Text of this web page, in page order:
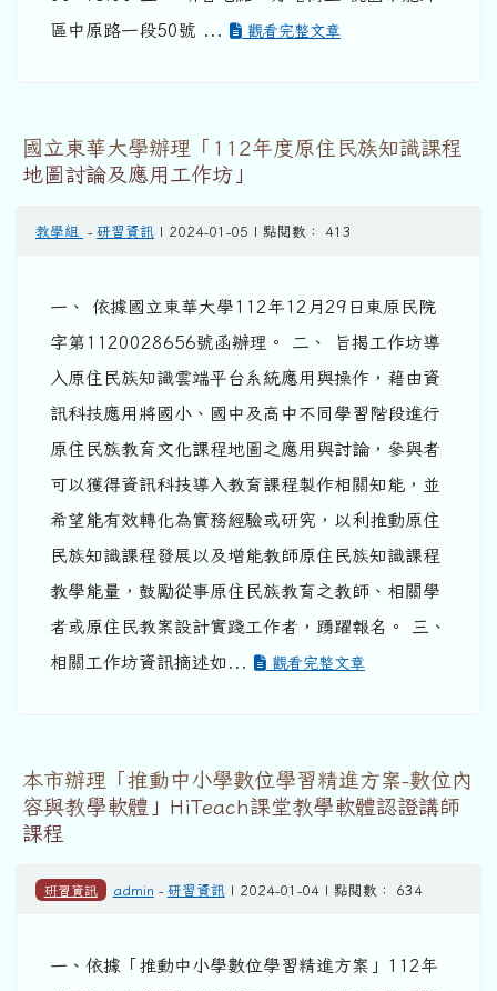
區中原路一段50號 ...
觀看完整文章
國立東華大學辦理「112年度原住民族知識課程
地圖討論及應用工作坊」
教學組 - 研習資訊 | 2024-01-05 | 點閱數： 413
一、 依據國立東華大學112年12月29日東原民院
字第1120028656號函辦理。 二、 旨揭工作坊導
入原住民族知識雲端平台系統應用與操作，藉由資
訊科技應用將國小、國中及高中不同學習階段進行
原住民族教育文化課程地圖之應用與討論，參與者
可以獲得資訊科技導入教育課程製作相關知能，並
希望能有效轉化為實務經驗或研究，以利推動原住
民族知識課程發展以及增能教師原住民族知識課程
教學能量，鼓勵從事原住民族教育之教師、相關學
者或原住民教案設計實踐工作者，踴躍報名。 三、
相關工作坊資訊摘述如...
觀看完整文章
本市辦理「推動中小學數位學習精進方案-數位內
容與教學軟體」HiTeach課堂教學軟體認證講師
課程
研習資訊 admin - 研習資訊| 2024-01-04 | 點閱數： 634
一、依據「推動中小學數位學習精進方案」112年